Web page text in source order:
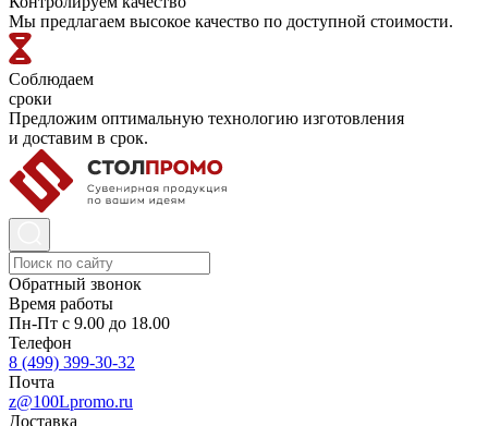
Мы предлагаем высокое качество по доступной стоимости.
Соблюдаем
сроки
Предложим оптимальную технологию изготовления
и доставим в срок.
Обратный звонок
Время работы
Пн-Пт с 9.00 до 18.00
Телефон
8 (499) 399-30-32
Почта
z@100Lpromo.ru
Доставка